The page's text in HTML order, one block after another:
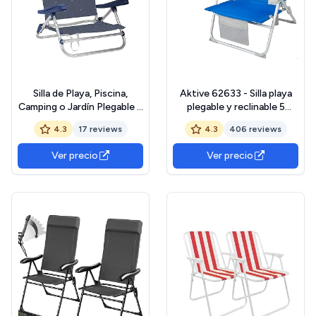
Silla de Playa, Piscina,
Camping o Jardín Plegable y
Reclinable Diferentes
Tamaños Aluminio Brillo 5
Posiciones (Silla Baja)
4.3 17 reviews
Ver precio
Aktive 62633 - Silla playa
plegable y reclinable 5
posiciones, Silla portátil
plegable 55x67,5x86cm,
Incluye cojín, 1 bolsillo, 1
bolsa con cremallera y
topes antivuelco, Sillas de
4.3 406 reviews
Ver precio